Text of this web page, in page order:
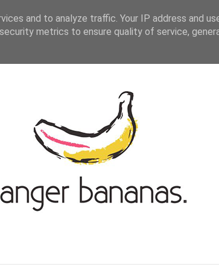
KONTAKT
and to analyze traffic. Your IP address and
metrics to ensure quality of service,